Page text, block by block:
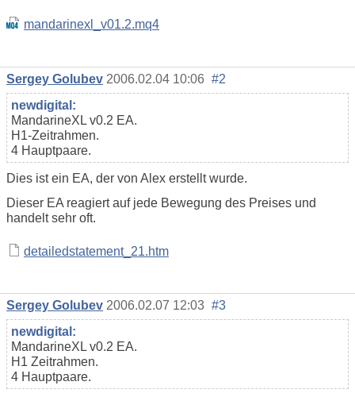
mandarinexl_v01.2.mq4
Sergey Golubev 2006.02.04 10:06 #2
newdigital:
MandarineXL v0.2 EA.
H1-Zeitrahmen.
4 Hauptpaare.
Dies ist ein EA, der von Alex erstellt wurde.
Dieser EA reagiert auf jede Bewegung des Preises und
handelt sehr oft.
detailedstatement_21.htm
Sergey Golubev 2006.02.07 12:03 #3
newdigital:
MandarineXL v0.2 EA.
H1 Zeitrahmen.
4 Hauptpaare.